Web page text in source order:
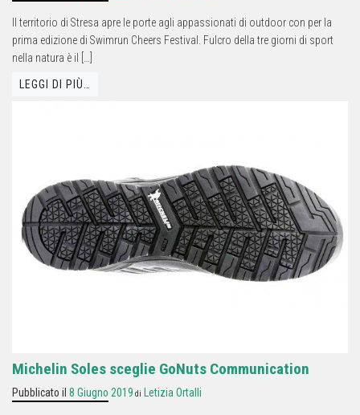
Il territorio di Stresa apre le porte agli appassionati di outdoor con per la
prima edizione di Swimrun Cheers Festival. Fulcro della tre giorni di sport
nella natura è il […]
LEGGI DI PIÙ…
Michelin Soles sceglie GoNuts Communication
Pubblicato il 8 Giugno 2019 di Letizia Ortalli